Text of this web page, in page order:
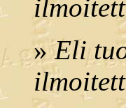
»Eli